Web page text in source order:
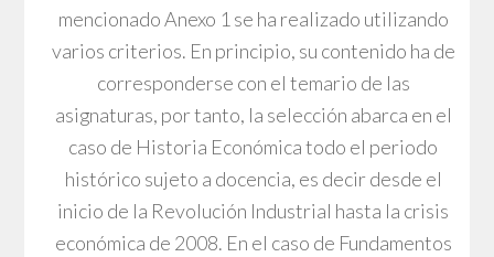
mencionado Anexo 1 se ha realizado utilizando
varios criterios. En principio, su contenido ha de
corresponderse con el temario de las
asignaturas, por tanto, la selección abarca en el
caso de Historia Económica todo el periodo
histórico sujeto a docencia, es decir desde el
inicio de la Revolución Industrial hasta la crisis
económica de 2008. En el caso de Fundamentos